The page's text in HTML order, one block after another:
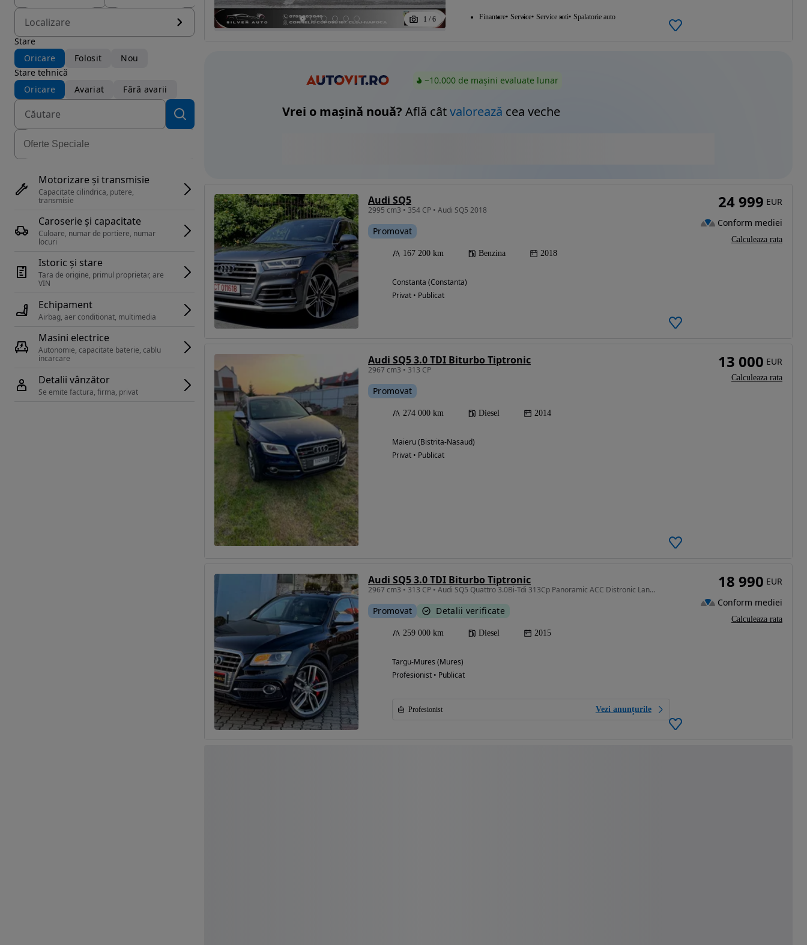
Localizare
Stare
Oricare
Folosit
Nou
Stare tehnică
Oricare
Avariat Fără avarii
Motorizare și transmisie
Capacitate cilindrica, putere,
transmisie
Caroserie și capacitate
Culoare, numar de portiere, numar
locuri
Istoric și stare
Tara de origine, primul proprietar, are
Echipament
Airbag, aer conditionat, multimedia
Masini electrice
Autonomie, capacitate baterie, cablu
Detalii vânzător
Se emite factura, firma, privat
1 / 6 Finantare Service Service roti Spalatorie auto
~10.000 de mașini evaluate lunar
Vrei o mașină nouă? Află câtvalorează cea veche
Audi SQ5
2995 cm3 • 354 CP • Audi SQ5 2018
Promovat
167 200 km Benzina 2018
Constanta (Constanta)
Privat • Publicat
24 999 EUR
Conform mediei
Calculeaza rata
Audi SQ5 3.0 TDI Biturbo Tiptronic
2967 cm3 • 313 CP
Promovat
274 000 km Diesel 2014
Maieru (Bistrita-Nasaud)
Privat • Publicat
13 000 EUR
Calculeaza rata
Audi SQ5 3.0 TDI Biturbo Tiptronic
2967 cm3 • 313 CP • Audi SQ5 Quattro 3.0Bi-Tdi 313Cp Panoramic ACC Distronic Lane Assist P
Promovat Detalii verificate
259 000 km Diesel 2015
Targu-Mures (Mures)
Profesionist • Publicat
Profesionist Vezi anunțurile
18 990 EUR
Conform mediei
Calculeaza rata